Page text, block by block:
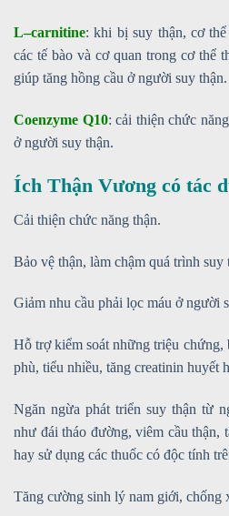
L–carnitine: khi bị suy thận, cơ
các tế bào và cơ quan trong cơ thể
giúp tăng hồng cầu ở người suy thận.
Coenzyme Q10: cải thiện chức
ở người suy thận.
Ích Thận Vương có tác
Cải thiện chức năng thận.
Bảo vệ thận, làm chậm quá trình suy
Giảm nhu cầu phải lọc máu ở người
Hỗ trợ kiểm soát những triệu chứng,
phù, tiểu nhiều, tăng creatinin huyết
Ngăn ngừa phát triển suy thận từ
như đái tháo đường, viêm cầu thận,
hay sử dụng các thuốc có độc tính
Tăng cường sinh lý nam giới, chống